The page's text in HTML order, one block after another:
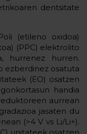
dentsitate
(etileno oxidoa)
(PPC) elektrolito
hurrenez hurren.
ezberdinez osatuta
(EO) osatzen
handia
aurrean
jasaten du
(>4 V vs Li/Li+).